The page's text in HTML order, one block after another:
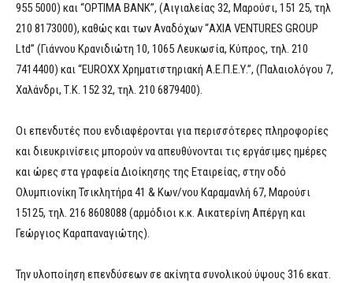
955 5000) και “OPTIMA BANK”, (Αιγιαλείας 32, Μαρούσι, 151 25, τηλ
210 8173000), καθώς και των Αναδόχων “ΑΧΙΑ VENTURES GROUP
Ltd” (Γιάννου Κρανιδιώτη 10, 1065 Λευκωσία, Κύπρος, τηλ. 210
7414400) και “EUROXX Χρηματιστηριακή Α.Ε.Π.Ε.Υ.”, (Παλαιολόγου 7,
Χαλάνδρι, Τ.Κ. 152 32, τηλ. 210 6879400).
Οι επενδυτές που ενδιαφέρονται για περισσότερες πληροφορίες
και διευκρινίσεις μπορούν να απευθύνονται τις εργάσιμες ημέρες
και ώρες στα γραφεία Διοίκησης της Εταιρείας, στην οδό
Ολυμπιονίκη Τσικλητήρα 41 & Κων/νου Καραμανλή 67, Μαρούσι
15125, τηλ. 216 8608088 (αρμόδιοι κ.κ. Αικατερίνη Απέργη και
Γεώργιος Καραπαναγιώτης).
Την υλοποίηση επενδύσεων σε ακίνητα συνολικού ύψους 316 εκατ.